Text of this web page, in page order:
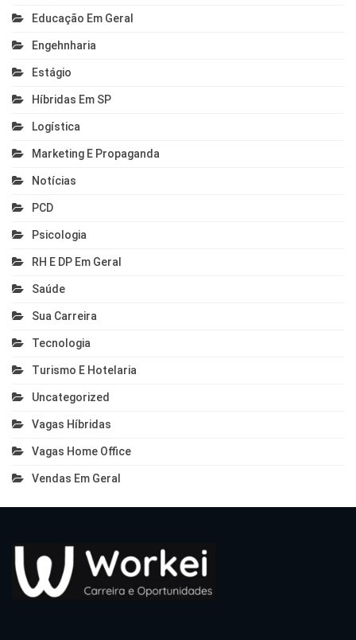
Educação Em Geral
Engehnharia
Estágio
Híbridas Em SP
Logística
Marketing E Propaganda
Notícias
PCD
Psicologia
RH E DP Em Geral
Saúde
Sua Carreira
Tecnologia
Turismo E Hotelaria
Uncategorized
Vagas Híbridas
Vagas Home Office
Vendas Em Geral